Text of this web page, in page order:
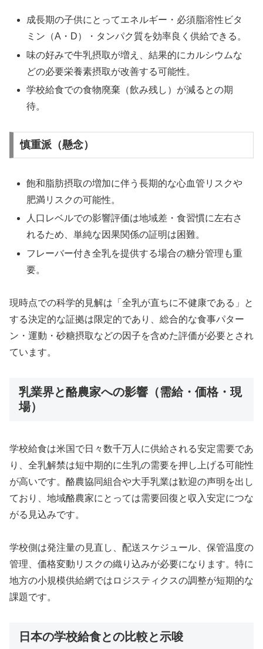
成長期の子供にとってエネルギー・必須脂溶性ビタ
ミン（A・D）・タンパク質を効率良く供給できる。
味の好みで牛乳摂取が増え、結果的にカルシウムな
どの必要栄養素摂取が改善する可能性。
学校給食での食物廃棄（飲み残し）が減るとの期
待。
慎重派（懸念）
飽和脂肪摂取の増加に伴う長期的な心血管リスクや
肥満リスクの可能性。
人口レベルでの影響評価は地域差・食習慣に左右さ
れるため、単純な因果関係の証明は困難。
フレーバー付き全乳を提供する場合の糖分管理も重
要。
現時点での科学的見解は「全乳が直ちに不健康である」と
する決定的な証拠は限定的であり、総合的な食事パター
ン・運動・砂糖摂取などの因子を含めた評価が必要とされ
ています。
乳業界と酪農家への影響（需給・価格・現
場）
学校給食は米国で日々数千万人に供給される安定需要であ
り、全乳解禁は短中期的に生乳の需要を押し上げる可能性
が高いです。酪農協同組合や大手乳業は歓迎の声明を出し
ており、地域酪農家にとっては需要回復と収入安定につな
がる見込みです。
学校側は発注量の見直し、配送スケジュール、保管温度の
管理、価格変動リスクの織り込みが必要になります。特に
地方の小規模供給網ではロジスティクスの調整が短期的な
課題です。
日本の学校給食との比較と示唆